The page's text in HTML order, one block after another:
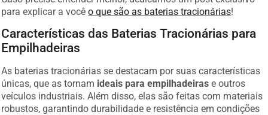
para explicar a vocêo que são as baterias tracionárias!
Características das Baterias Tracionárias para
Empilhadeiras
As baterias tracionárias se destacam por suas características
únicas, que as tornam ideais para empilhadeiras e outros
veículos industriais. Além disso, elas são feitas com materiais
robustos, garantindo durabilidade e resistência em condições